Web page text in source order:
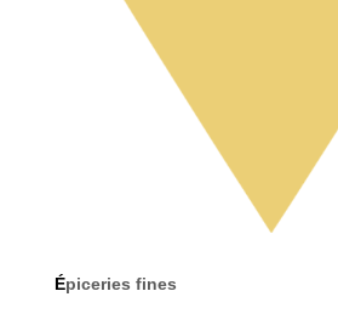
Épiceries fines